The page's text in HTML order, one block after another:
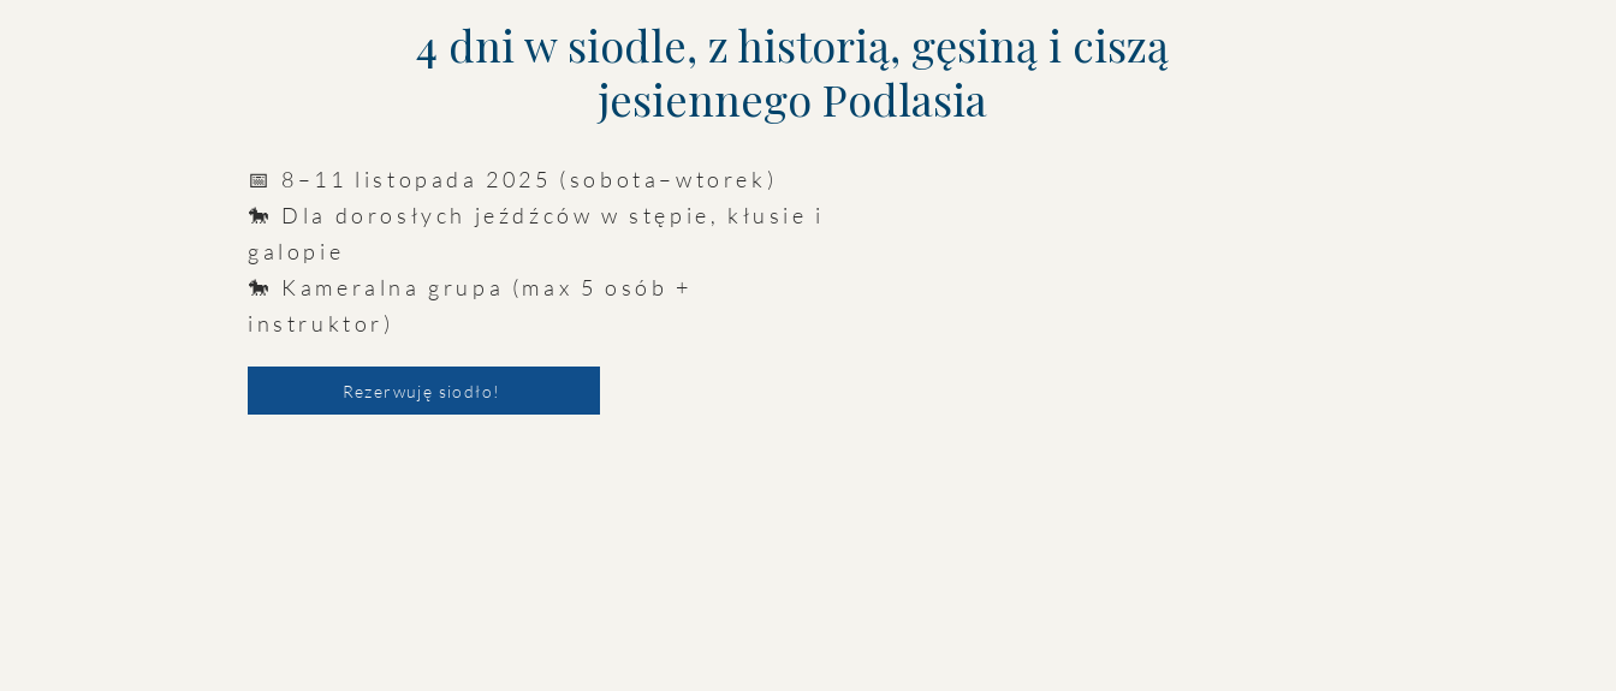
4 dni w siodle, z historią, gęsiną i ciszą
jesiennego Podlasia
📅 8–11 listopada 2025 (sobota–wtorek)
🐎 Dla dorosłych jeźdźców w stępie, kłusie i
galopie
🐎 Kameralna grupa (max 5 osób +
instruktor)
Rezerwuję siodło!